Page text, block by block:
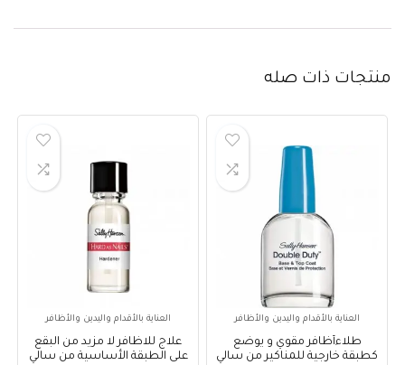
منتجات ذات صله
العناية بالأقدام واليدين والأظافر
طلاءأظافر مقوي و يوضع
كطبقة خارجية للمناكير من سالي
العناية بالأقدام واليدين والأظافر
علاج للاظافر لا مزيد من البقع
على الطبقة الأساسية من سالي